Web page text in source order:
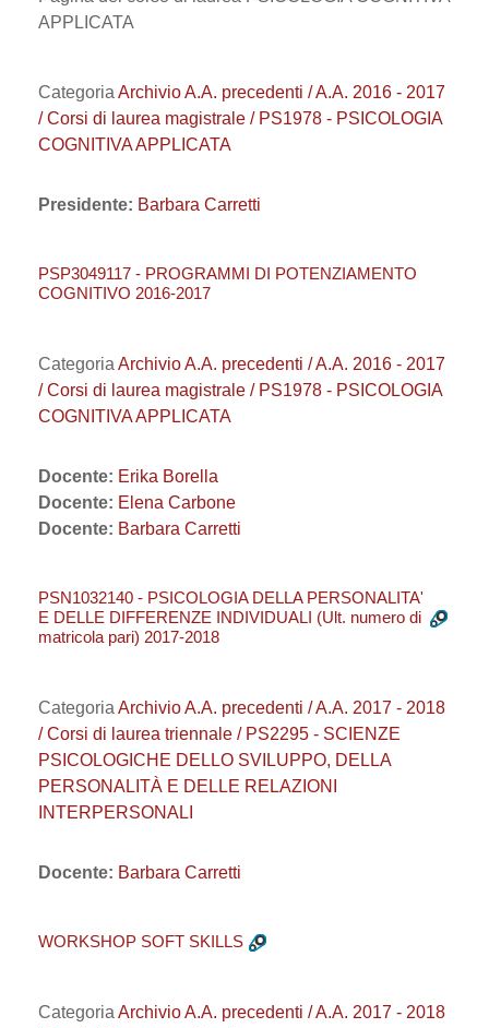
APPLICATA
Categoria Archivio A.A. precedenti / A.A. 2016 - 2017
/ Corsi di laurea magistrale / PS1978 - PSICOLOGIA
COGNITIVA APPLICATA
Presidente: Barbara Carretti
PSP3049117 - PROGRAMMI DI POTENZIAMENTO
COGNITIVO 2016-2017
Categoria Archivio A.A. precedenti / A.A. 2016 - 2017
/ Corsi di laurea magistrale / PS1978 - PSICOLOGIA
COGNITIVA APPLICATA
Docente: Erika Borella
Docente: Elena Carbone
Docente: Barbara Carretti
PSN1032140 - PSICOLOGIA DELLA PERSONALITA'
E DELLE DIFFERENZE INDIVIDUALI (Ult. numero di
matricola pari) 2017-2018
Categoria Archivio A.A. precedenti / A.A. 2017 - 2018
/ Corsi di laurea triennale / PS2295 - SCIENZE
PSICOLOGICHE DELLO SVILUPPO, DELLA
PERSONALITÀ E DELLE RELAZIONI
INTERPERSONALI
Docente: Barbara Carretti
WORKSHOP SOFT SKILLS
Categoria Archivio A.A. precedenti / A.A. 2017 - 2018